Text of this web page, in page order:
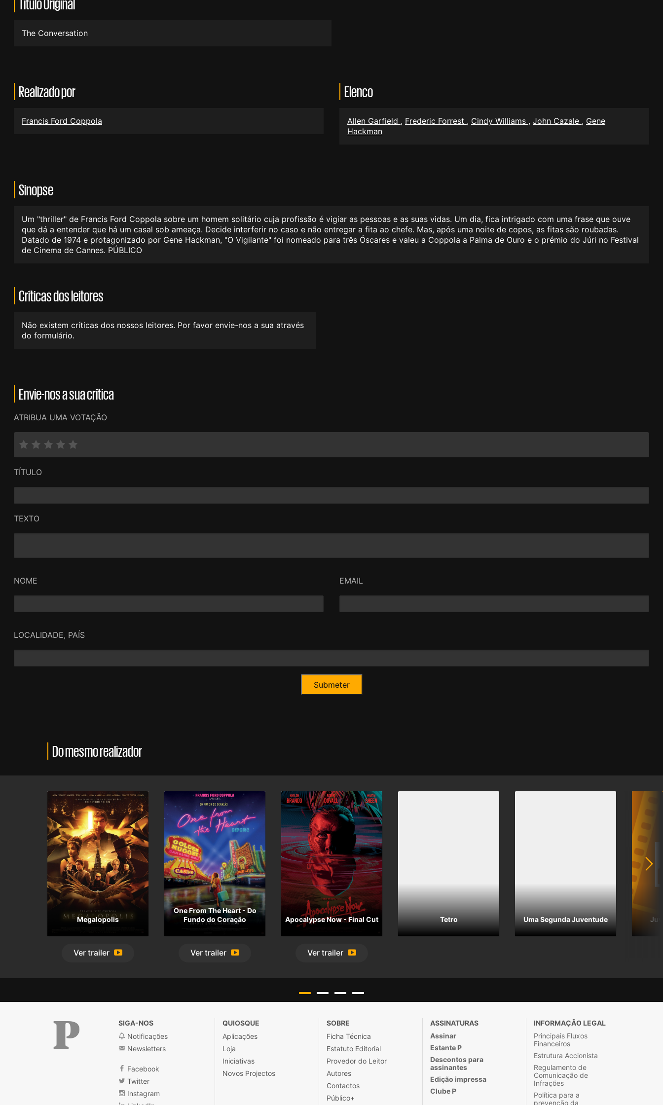
Título Original
The Conversation
Realizado por
Francis Ford Coppola
Elenco
Allen Garfield , Frederic Forrest , Cindy Williams , John Cazale , Gene
Hackman
Sinopse
Um "thriller" de Francis Ford Coppola sobre um homem solitário cuja profissão é vigiar as pessoas e as suas vidas. Um dia, fica intrigado com uma frase que ouve
que dá a entender que há um casal sob ameaça. Decide interferir no caso e não entregar a fita ao chefe. Mas, após uma noite de copos, as fitas são roubadas.
Datado de 1974 e protagonizado por Gene Hackman, "O Vigilante" foi nomeado para três Óscares e valeu a Coppola a Palma de Ouro e o prémio do Júri no Festival
de Cinema de Cannes. PÚBLICO
Críticas dos leitores
Não existem críticas dos nossos leitores. Por favor envie-nos a sua através
do formulário.
Envie-nos a sua crítica
ATRIBUA UMA VOTAÇÃO
TÍTULO
TEXTO
NOME EMAIL
LOCALIDADE, PAÍS
Do mesmo realizador
Megalopolis
Ver trailer
One From The Heart - Do
Fundo do Coração
Ver trailer
Apocalypse Now - Final Cut
Ver trailer
Tetro Uma Segunda Juventude
Público
SIGA-NOS
Notificações
Newsletters
Facebook
Twitter
Instagram
QUIOSQUE
Aplicações
Loja
Iniciativas
Novos Projectos
SOBRE
Ficha Técnica
Estatuto Editorial
Provedor do Leitor
Autores
Contactos
Público+
ASSINATURAS
Assinar
Estante P
Descontos para
assinantes
Edição impressa
Clube P
INFORMAÇÃO LEGAL
Principais Fluxos
Financeiros
Estrutura Accionista
Regulamento de
Comunicação de
Infrações
Política para a
prevenção da